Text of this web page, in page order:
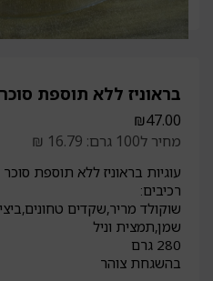
בראוניז ללא תוספת
₪47.00
מחיר ל100 גרם: 16.79 ₪
עוגיות בראוניז ללא תוספת סוכר
רכיבים:
שוקולד מריר,שקדים
שמן,תמצית וניל
280 גרם
בהשגחת צוהר